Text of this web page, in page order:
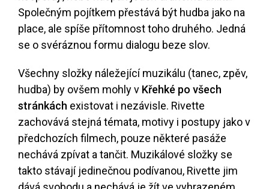
Společným pojítkem přestává být hudba jako na
place, ale spíše přítomnost toho druhého. Jedná
se o svéráznou formu dialogu beze slov.
Všechny složky náležející muzikálu (tanec, zpěv,
hudba) by ovšem mohly v Křehké po všech
stránkách existovat i nezávisle. Rivette
zachovává stejná témata, motivy i postupy jako v
předchozích filmech, pouze některé pasáže
nechává zpívat a tančit. Muzikálové složky se
takto stávají jedinečnou podívanou, Rivette jim